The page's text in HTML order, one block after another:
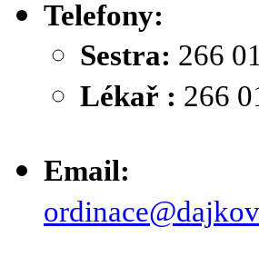
Telefony:
Sestra: 266
Lékař : 266
Email: